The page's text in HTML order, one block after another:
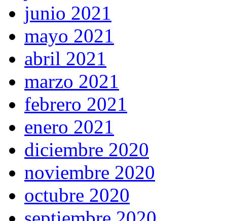
junio 2021
mayo 2021
abril 2021
marzo 2021
febrero 2021
enero 2021
diciembre 2020
noviembre 2020
octubre 2020